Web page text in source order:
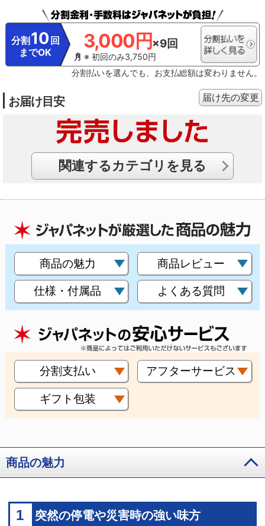
分割 10 回
までOK
3,000円×9回
※ 初回のみ3,750円
分割払いを選んでも、お支払総額は変わりません。
お届け目安 届け先の変更
関連するカテゴリを見る
商品の魅力 商品レビュー
仕様・付属品 よくある質問
分割支払い アフターサービス
ギフト包装
商品の魅力
1 突然の停電や災害時の強い味方